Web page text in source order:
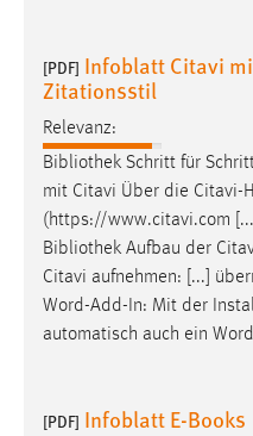
[PDF] Infoblatt Citavi
Zitationsstil
Relevanz:
Bibliothek Schritt für
mit Citavi Über die Citavi-
(https://www.citavi.com
Bibliothek Aufbau der
Citavi aufnehmen: [...]
Word-Add-In: Mit der
automatisch auch ein
[PDF] Infoblatt E-Books